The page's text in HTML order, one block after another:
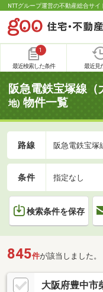
NTTグループ運営の不動産総合サイ
1
最近検索した条件 最近見
阪急電鉄宝塚線
地) 物件一覧
路線 阪急電鉄宝塚
条件 指定なし
検索条件を保存
845件が該当しました。
大阪府豊中市